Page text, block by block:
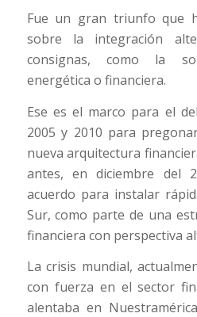
Fue un gran triunfo que
sobre la integración
consignas, como la
energética o financiera.
Ese es el marco para el
2005 y 2010 para
nueva arquitectura
antes, en diciembre del
acuerdo para instalar
Sur, como parte de una
financiera con perspectiva
La crisis mundial,
con fuerza en el sector
alentaba en